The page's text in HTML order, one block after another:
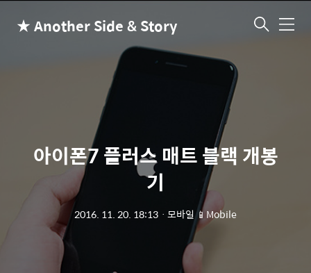
★ Another Side & Story 메
아이폰7 플러스 매트 블랙 개봉
기
2016. 11. 20. 18:13 ㆍ 모바일 📱Mobile